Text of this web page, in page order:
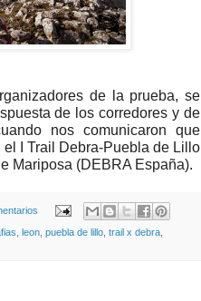
de la prueba, se
de los corredores y de
nos comunicaron que
I Trail Debra-Puebla de Lillo
Mariposa (DEBRA España).
leon puebla de lillo trail x debra